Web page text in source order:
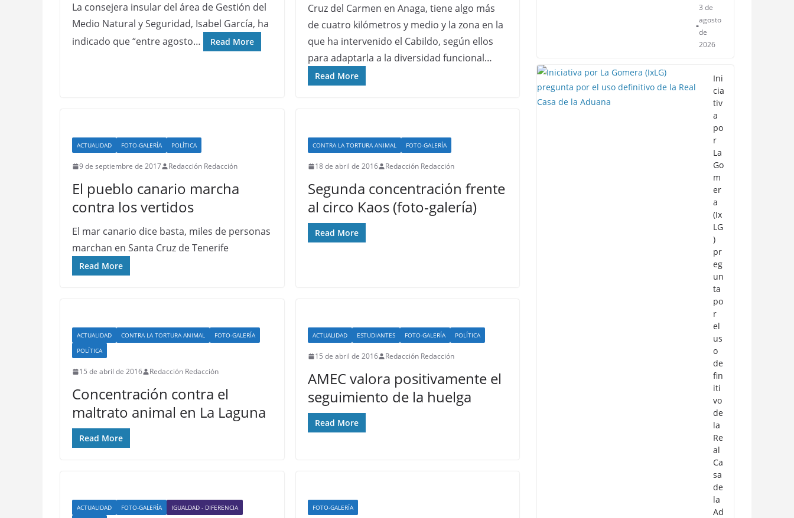
La consejera insular del área de Gestión del
Medio Natural y Seguridad, Isabel García, ha
indicado que “entre agosto…
Read More
Cruz del Carmen en Anaga, tiene algo más
de cuatro kilómetros y medio y la zona en la
que ha intervenido el Cabildo, según ellos
para adaptarla a la diversidad funcional…
Read More
ACTUALIDAD FOTO-GALERÍA POLÍTICA
9 de septiembre de 2017 Redacción Redacción
El pueblo canario marcha
contra los vertidos
El mar canario dice basta, miles de personas
marchan en Santa Cruz de Tenerife
Read More
CONTRA LA TORTURA ANIMAL FOTO-GALERÍA
18 de abril de 2016 Redacción Redacción
Segunda concentración frente
al circo Kaos (foto-galería)
Read More
ACTUALIDAD CONTRA LA TORTURA ANIMAL
FOTO-GALERÍA
POLÍTICA
15 de abril de 2016 Redacción Redacción
Concentración contra el
maltrato animal en La Laguna
Read More
ACTUALIDAD ESTUDIANTES FOTO-GALERÍA POLÍTICA
15 de abril de 2016 Redacción Redacción
AMEC valora positivamente el
seguimiento de la huelga
Read More
ACTUALIDAD FOTO-GALERÍA
IGUALDAD - DIFERENCIA
FOTO-GALERÍA
3 de
agosto
de
2026
Ini
cia
tiv
a
po
r
La
Go
m
er
a
(Ix
LG
)
pr
eg
un
ta
po
r
el
us
o
de
fin
iti
vo
de
la
Re
al
Ca
sa
de
la
Ad